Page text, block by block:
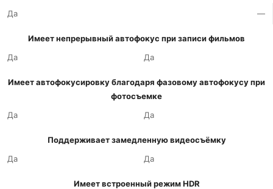
Да
—
Имеет непрерывный автофокус при записи фильмов
Да
Да
Имеет автофокусировку благодаря фазовому автофокусу при
фотосъемке
Да
Да
Поддерживает замедленную видеосъёмку
Да
Да
Имеет встроенный режим HDR